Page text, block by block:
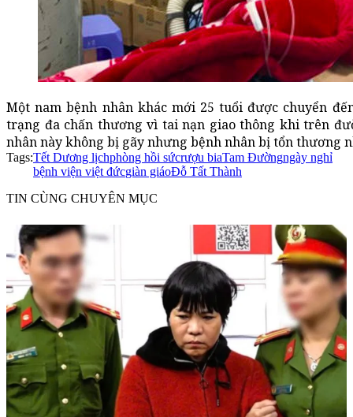
Một nam bệnh nhân khác mới 25 tuổi được chuyển
trạng đa chấn thương vì tai nạn giao thông khi trên
nhân này không bị gãy nhưng bệnh nhân bị tổn thương
Tags:Tết Dương lịchphòng hồi sứcrượu biaTam Đườngngày nghỉ
bệnh viện việt đứcgiàn giáoĐỗ Tất Thành
TIN CÙNG CHUYÊN MỤC